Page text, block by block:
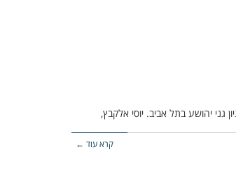
גני יהושע בתל אביב. יוסי אלקבץ,
קרא עוד ←